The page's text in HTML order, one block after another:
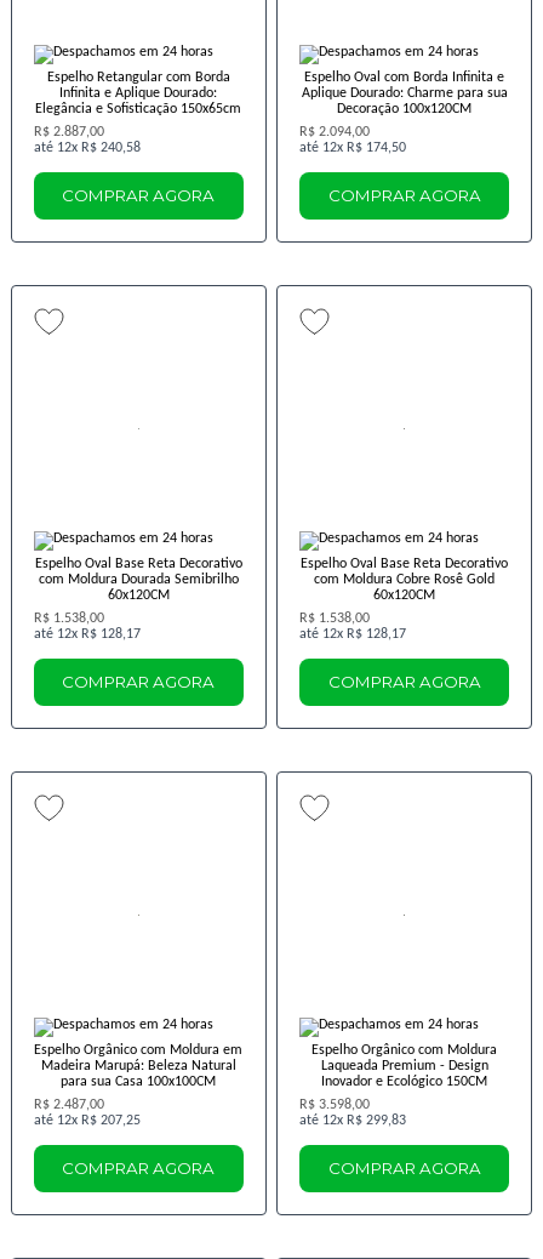
Espelho Retangular com Borda
Infinita e Aplique Dourado:
Elegância e Sofisticação 150x65cm
R$ 2.887,00
12x R$ 240,58
COMPRAR AGORA
Espelho Oval com Borda Infinita e
Aplique Dourado: Charme para sua
Decoração 100x120CM
R$ 2.094,00
12x R$ 174,50
COMPRAR AGORA
Espelho Oval Base Reta Decorativo
com Moldura Dourada Semibrilho
60x120CM
R$ 1.538,00
12x R$ 128,17
COMPRAR AGORA
Espelho Oval Base Reta Decorativo
com Moldura Cobre Rosê Gold
60x120CM
R$ 1.538,00
12x R$ 128,17
COMPRAR AGORA
Espelho Orgânico com Moldura em
Madeira Marupá: Beleza Natural
para sua Casa 100x100CM
R$ 2.487,00
12x R$ 207,25
COMPRAR AGORA
Espelho Orgânico com Moldura
Laqueada Premium - Design
Inovador e Ecológico 150CM
R$ 3.598,00
12x R$ 299,83
COMPRAR AGORA